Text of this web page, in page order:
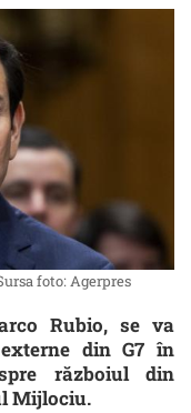
foto: Agerpres
Rubio, se va
din G7 în
războiul din
Mijlociu.